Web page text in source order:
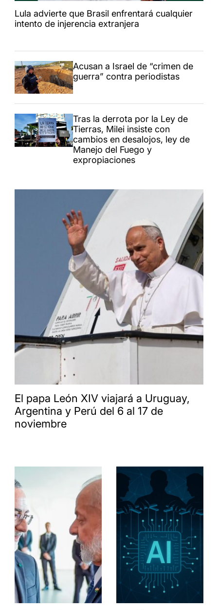
Lula advierte que Brasil enfrentará cualquier
intento de injerencia extranjera
Acusan a Israel de “crimen de
guerra” contra periodistas
Tras la derrota por la Ley de
Tierras, Milei insiste con
cambios en desalojos, ley de
Manejo del Fuego y
expropiaciones
El papa León XIV viajará a Uruguay,
Argentina y Perú del 6 al 17 de
noviembre